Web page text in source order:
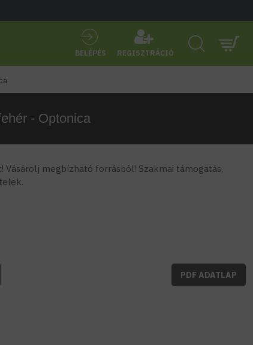
BELÉPÉS REGISZTRÁCIÓ
- Optonica
Vásárolj megbízható forrásból! Szakmai támogatás,
PDF ADATLAP